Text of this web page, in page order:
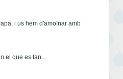
i us hem d'amoïnar amb
el que es fan...